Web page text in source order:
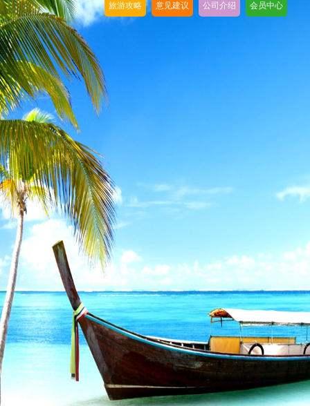
旅游攻略 意见建议 公司介绍 会员中心